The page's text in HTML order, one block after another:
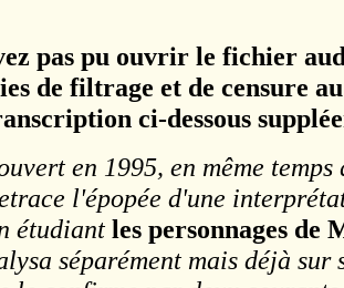
pas pu ouvrir le fichier
de filtrage et de censure
ci-dessous
en 1995, en même
l'épopée d'une
étudiant les personnages de
séparément mais déjà